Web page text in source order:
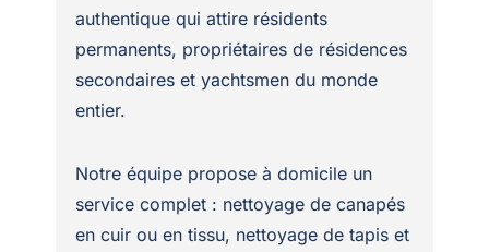
authentique qui attire résidents
permanents, propriétaires de résidences
secondaires et yachtsmen du monde
entier.
Notre équipe propose à domicile un
service complet : nettoyage de canapés
en cuir ou en tissu, nettoyage de tapis et